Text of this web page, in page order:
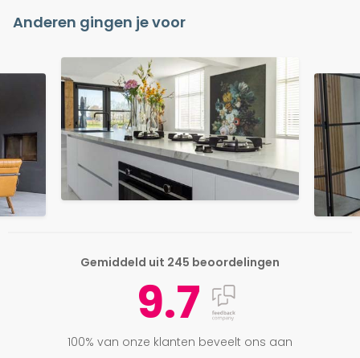
Anderen gingen je voor
Gemiddeld uit 245 beoordelingen
9.7
100% van onze klanten beveelt ons aan